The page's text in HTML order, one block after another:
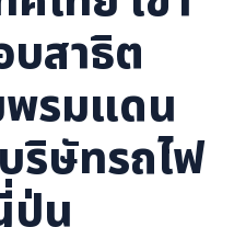
บสาธิต
พรมแดน
ริษัทรถไฟ
ปุ่น